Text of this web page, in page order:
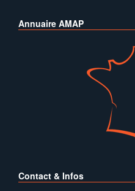
Annuaire AMAP
Contact & Infos